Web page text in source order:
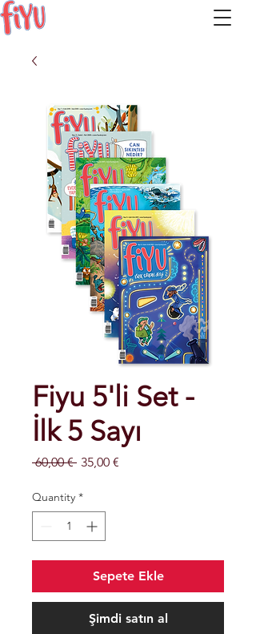
Fiyu 5'li Set -
İlk 5 Sayı
60,00 € Regular
35,00 €
Quantity *
Sepete Ekle
Şimdi satın al